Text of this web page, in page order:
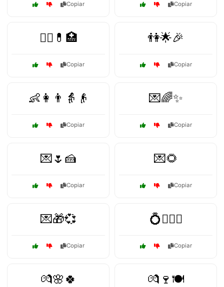
Copiar Copiar
👨‍⚕️💊🏥
Copiar
👫🌟🎉
Copiar
👶👩👨👵👴
Copiar
💌🌈✨
Copiar
💌🌷🍰
Copiar
💌🌻
Copiar
💌🎁💞
Copiar
💍👩‍❤️‍👨
Copiar
💏🌸🍀 💏🍷🍽️